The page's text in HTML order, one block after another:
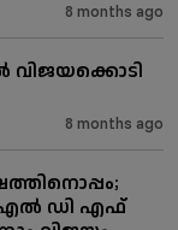
8 months ago
വിജയക്കൊടി
8 months ago
ഡി എഫ്